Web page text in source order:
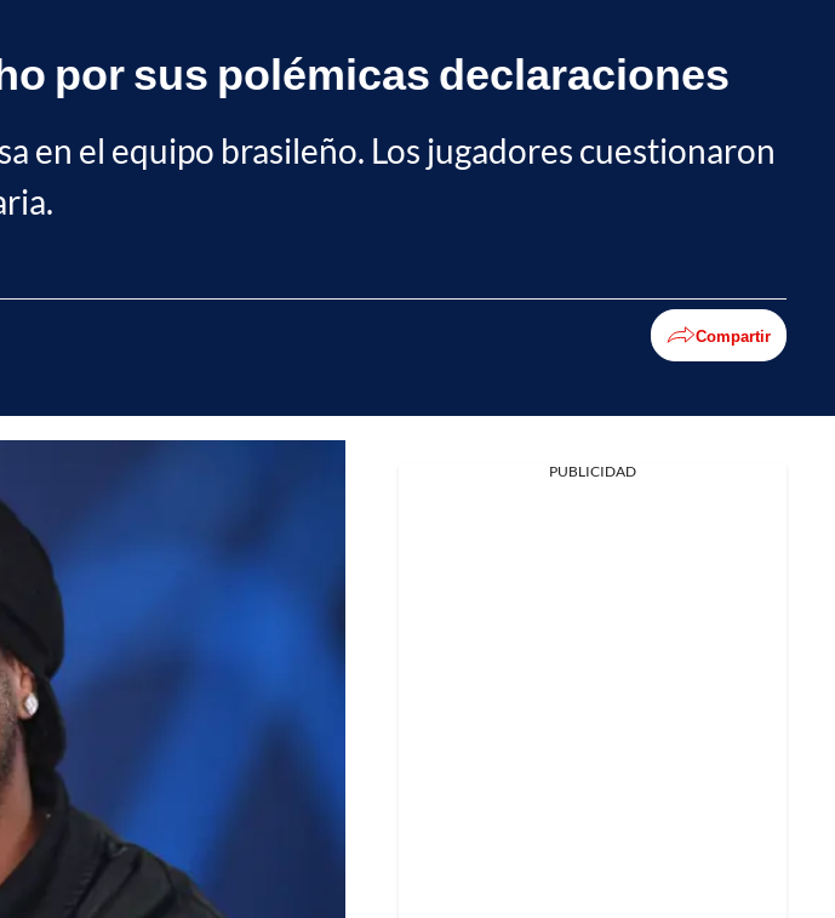
por sus polémicas declaraciones
en el equipo brasileño. Los jugadores cuestionaron
Compartir
PUBLICIDAD